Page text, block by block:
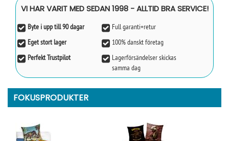
VI HAR VARIT MED SEDAN 1998 - ALLTID BRA SERVICE!
Byte i upp till 90 dagar
Full garanti+retur
Eget stort lager
100% danskt företag
Perfekt Trustpilot
Lagerförsändelser skickas
samma dag
FOKUSPRODUKTER